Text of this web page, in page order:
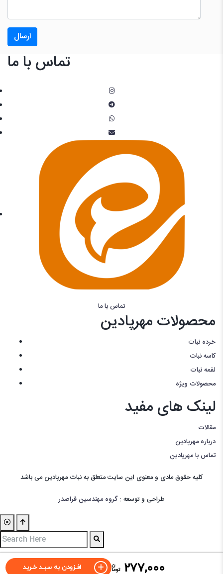
افـزودن به سبـد خـرید 277,000 توما
ن
ارسال
تماس با ما
تماس با ما
محصولات مهرپادین
خرده نبات
کاسه نبات
لقمه نبات
محصولات ویژه
لینک های مفید
مقالات
درباره مهرپادین
تماس با مهرپادین
کليه حقوق مادی و معنوی اين سايت متعلق به نبات مهرپادین می باشد
طراحی و توسعه : گروه مهندسین فراصدر